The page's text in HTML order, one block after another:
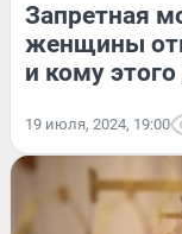
Запретная
женщины
и кому
19 июля, 2024, 19:00